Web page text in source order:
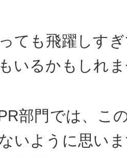
ても飛躍しす
いるかもしれ
部門では、こ
いように思い